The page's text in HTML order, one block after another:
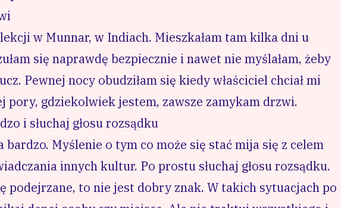
w Munnar, w Indiach. Mieszkałam tam kilka dni u
się naprawdę bezpiecznie i nawet nie myślałam, żeby
Pewnej nocy obudziłam się kiedy właściciel chciał mi
pory, gdziekolwiek jestem, zawsze zamykam drzwi.
i słuchaj głosu rozsądku
bardzo. Myślenie o tym co może się stać mija się z celem
innych kultur. Po prostu słuchaj głosu rozsądku.
podejrzane, to nie jest dobry znak. W takich sytuacjach po